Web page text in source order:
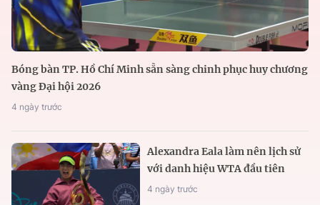
Bóng bàn TP. Hồ Chí Minh sẵn sàng chinh phục huy chương
vàng Đại hội 2026
4 ngày trước
Alexandra Eala làm nên lịch sử
với danh hiệu WTA đầu tiên
4 ngày trước